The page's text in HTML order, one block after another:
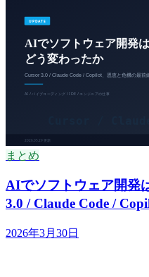
まとめ
AIでソフトウェア開発
3.0 / Claude Code /
2026年3月30日